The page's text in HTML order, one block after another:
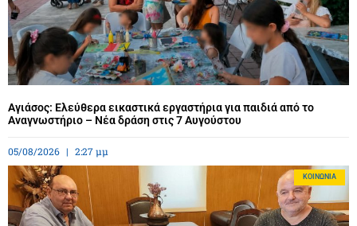
Αγιάσος: Ελεύθερα εικαστικά εργαστήρια για παιδιά από το
Αναγνωστήριο – Νέα δράση στις 7 Αυγούστου
05/08/2026 2:27 μμ
ΚΟΙΝΩΝΊΑ